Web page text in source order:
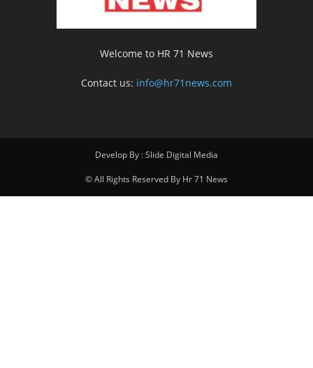
Welcome to HR 71 News
Contact us: info@hr71news.com
Develop By : Slide Digital Media
© All Rights Reserved By Hr 71 News